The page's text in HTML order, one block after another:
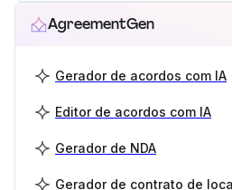
AgreementGen
Gerador de acordos com IA
Editor de acordos com IA
Gerador de NDA
Gerador de contrato de